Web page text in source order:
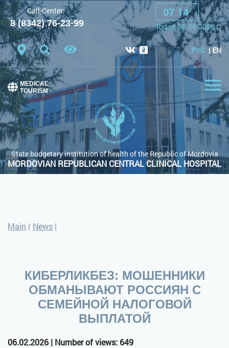
Font: A A A
Color scheme: White scheme Black scheme
Regular site
Call-Center:
8 (8342) 76-23-99
07:14
Today:08.08.2026г.
РУС EN
State budgetary institution of health of the Republic of Mordovia
MORDOVIAN REPUBLICAN CENTRAL CLINICAL HOSPITAL
MEDICAL
TOURISM
Main | News |
КИБЕРЛИКБЕЗ: МОШЕННИКИ
ОБМАНЫВАЮТ РОССИЯН С
СЕМЕЙНОЙ НАЛОГОВОЙ
ВЫПЛАТОЙ
06.02.2026 | Number of views: 649